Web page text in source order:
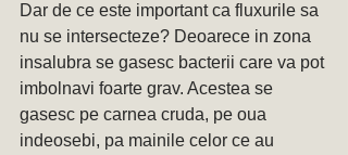
Dar de ce este important ca fluxurile sa
nu se intersecteze? Deoarece in zona
insalubra se gasesc bacterii care va pot
imbolnavi foarte grav. Acestea se
gasesc pe carnea cruda, pe oua
indeosebi, pa mainile celor ce au